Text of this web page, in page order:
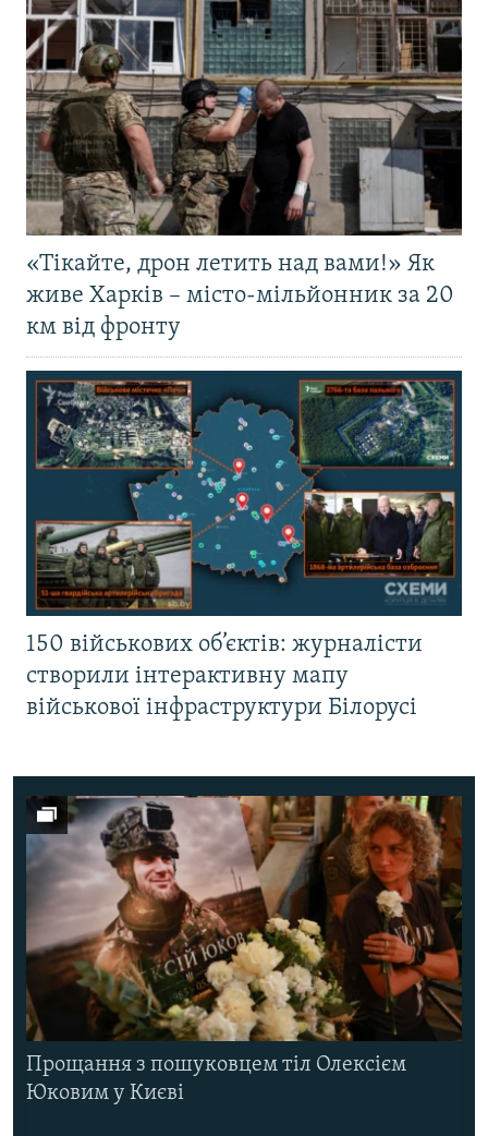
«Тікайте, дрон летить над вами!» Як
живе Харків – місто-мільйонник за 20
км від фронту
150 військових об’єктів: журналісти
створили інтерактивну мапу
військової інфраструктури Білорусі
Прощання з пошуковцем тіл Олексієм
Юковим у Києві